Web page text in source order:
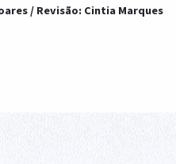
/ Revisão: Cintia Marques